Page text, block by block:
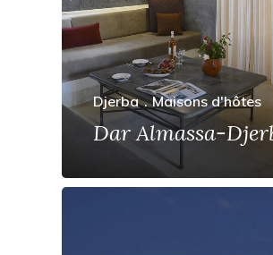
Djerba Maisons d'hôtes
Dar Almassa-